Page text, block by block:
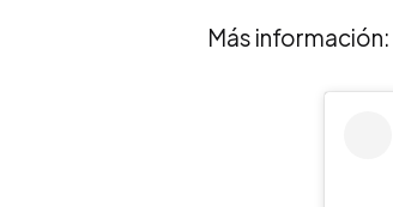
Más información: